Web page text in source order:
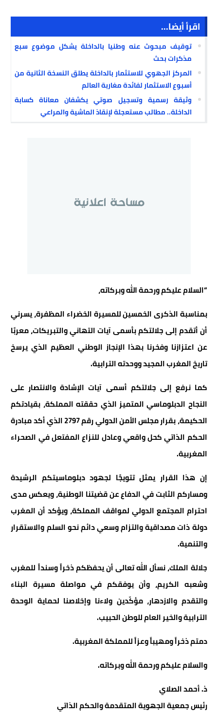
اقرأ أيضا...
توقيف مبحوث عنه وطنيا بالداخلة يشكل موضوع سبع
مذكرات بحث
المركز الجهوي للاستثمار بالداخلة يطلق النسخة الثانية من
أسبوع الاستثمار لفائدة مغاربة العالم
وثيقة رسمية وتسجيل صوتي يكشفان معاناة كسابة
الداخلة.. مطالب مستعجلة لإنقاذ الماشية والمراعي
“السلام عليكم ورحمة الله وبركاته،
بمناسبة الذكرى الخمسين للمسيرة الخضراء المظفرة، يسرني
أن أتقدم إلى جلالتكم بأسمى آيات التهاني والتبريكات، معربًا
عن اعتزازنا وفخرنا بهذا الإنجاز الوطني العظيم الذي يرسخ
تاريخ المغرب المجيد ووحدته الترابية.
كما نرفع إلى جلالتكم أسمى آيات الإشادة والانتصار على
النجاح الدبلوماسي المتميز الذي حققته المملكة، بقيادتكم
الحكيمة، بقرار مجلس الأمن الدولي رقم 2797 الذي أكد مبادرة
الحكم الذاتي كحل واقعي وعادل للنزاع المفتعل في الصحراء
المغربية.
إن هذا القرار يمثل تتويجًا لجهود دبلوماسيتكم الرشيدة
ومساركم الثابت في الدفاع عن قضيتنا الوطنية، ويعكس مدى
احترام المجتمع الدولي لمواقف المملكة، ويؤكد أن المغرب
دولة ذات مصداقية والتزام وسعي دائم نحو السلم والاستقرار
والتنمية.
جلالة الملك، نسأل الله تعالى أن يحفظكم ذخراً وسنداً للمغرب
وشعبه الكريم، وأن يوفقكم في مواصلة مسيرة البناء
والتقدم والازدهار، مؤكّدين ولاءنا وإخلاصنا لحماية الوحدة
الترابية والخير العام للوطن الحبيب.
دمتم ذخراً ومهيباً وعزاً للمملكة المغربية.
والسلام عليكم ورحمة الله وبركاته.
ذ. أحمد الصلاي
رئيس جمعية الجهوية المتقدمة والحكم الذاتي